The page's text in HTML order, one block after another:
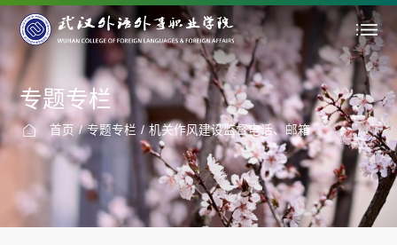
专题专栏
首页 / 专题专栏 / 机关作风建设监督电话、邮箱